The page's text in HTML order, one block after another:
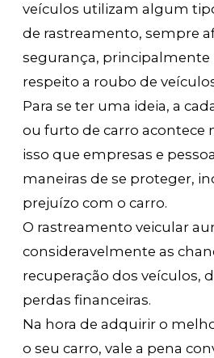
veículos utilizam algum
de rastreamento, sempre
segurança, principalmente
respeito a roubo de
Para se ter uma ideia, a
ou furto de carro acontece
isso que empresas e
maneiras de se proteger,
prejuízo com o carro.
O rastreamento veicular
consideravelmente as
recuperação dos veículos,
perdas financeiras.
Na hora de adquirir o
o seu carro, vale a pena